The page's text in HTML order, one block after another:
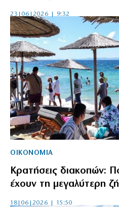
23|06|2026 | 9:32
ΟΙΚΟΝΟΜΙΑ
Κρατήσεις διακοπών:
έχουν τη μεγαλύτερη
18|06|2026 | 15:50